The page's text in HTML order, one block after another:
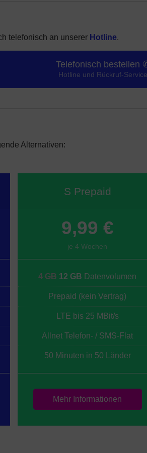
telefonisch an unserer Hotline.
Telefonisch bestellen
Hotline und Rückruf-Service
Alternativen:
S Prepaid
9,99 €
je 4 Wochen
4 GB 12 GB Datenvolumen
Prepaid (kein Vertrag)
LTE bis 25 MBit/s
Allnet Telefon- / SMS-Flat
50 Minuten in 50 Länder
Mehr Informationen